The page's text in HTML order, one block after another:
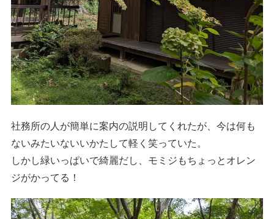
社務所の人が簡単に案内の説明してくれたが、今は何も
ないみたいないいかたして軽く笑っていた。
しかし緑いっぱいで綺麗だし、モミジもちょっとオレン
ジがかってる！